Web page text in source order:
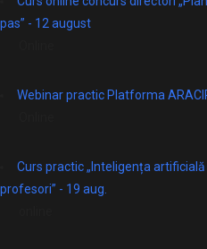
pas” - 12 august
Webinar practic Platforma
Curs practic „Inteligența
profesori” - 19 aug.